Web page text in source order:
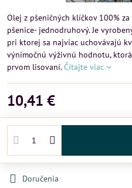
Olej z pšeničných klíčkov 100%
pšenice- jednodruhový. Je
pri ktorej sa najviac uchovávajú
výnimočnú výživnú hodnotu,
prvom lisovaní.Čítajte viac
10,41 €
Doručenia